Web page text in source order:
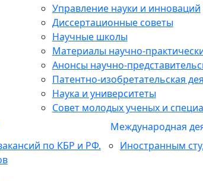
Управление науки и инноваций
Диссертационные советы
Научные школы
Материалы научно-
Анонсы научно-
Патентно-изобретательская
Наука и университеты
Совет молодых ученых и
по КБР и РФ.
Международная
Иностранным